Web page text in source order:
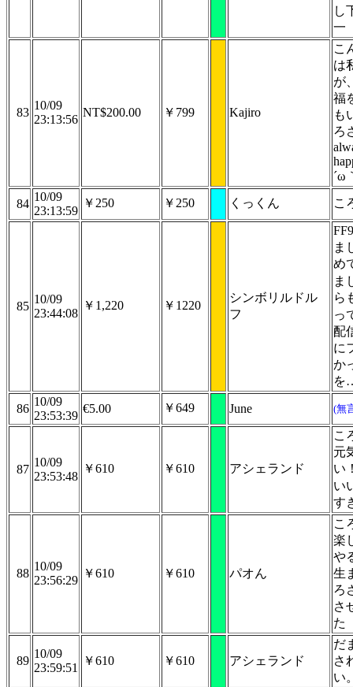
し
一
83
10/09
23:13:56
NT$200.00 ￥799 Kajiro
こ
は
が
福
も
ろ
´ω
84
10/09
23:13:59
￥250 ￥250 くっくん こ
85
10/09
23:44:08
￥1,220 ￥1220
シンボリルドル
フ
ま
め
ま
ら
っ
配
に
か
を
86
10/09
23:53:39
€5.00 ￥649 June (無
87
10/09
23:53:48
￥610 ￥610 アシェランド
こ
元
い
い
す
88
10/09
23:56:29
￥610 ￥610 パオん
こ
楽
や
生
ろ
さ
た
89
10/09
23:59:51
￥610 ￥610 アシェランド
だ
さ
い